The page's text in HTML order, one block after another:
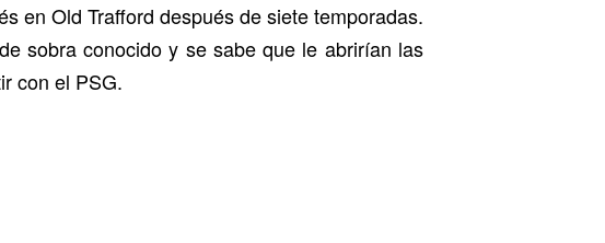
en Old Trafford después de siete temporadas.
sobra conocido y se sabe que le abrirían las
con el PSG.